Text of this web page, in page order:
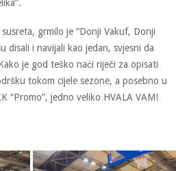
grmilo je “Donji Vakuf, Donji
disali i navijali kao jedan, svjesni da
je god teško naći riječi za opisati
tokom cijele sezone, a posebno u
“Promo”, jedno veliko HVALA VAM!